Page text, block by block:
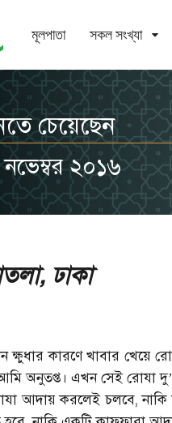
মূলপাতা সকল সংখ্যা
চেয়েছেন
২০১৬
ঢাকা
ক্ষুধার কারণে খাবার খেয়ে
অনুতপ্ত। এখন সেই রোযা দু
আদায় করলেই চলবে,